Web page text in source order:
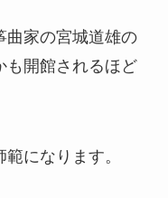
曲家の宮城道雄の
も開館されるほど
になります。